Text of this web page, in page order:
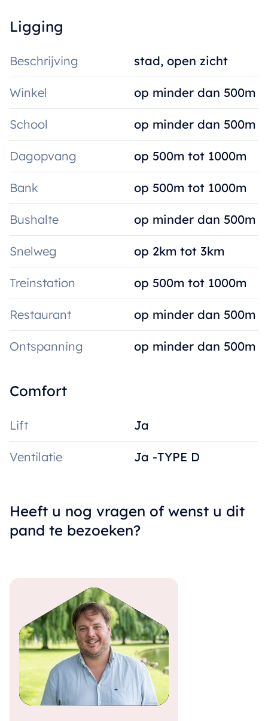
Ligging
Beschrijving stad, open zicht
Winkel op minder dan 500m
School op minder dan 500m
Dagopvang op 500m tot 1000m
Bank op 500m tot 1000m
Bushalte op minder dan 500m
Snelweg op 2km tot 3km
Treinstation op 500m tot 1000m
Restaurant op minder dan 500m
Ontspanning op minder dan 500m
Comfort
Lift Ja
Ventilatie Ja -TYPE D
Heeft u nog vragen of wenst u dit
pand te bezoeken?